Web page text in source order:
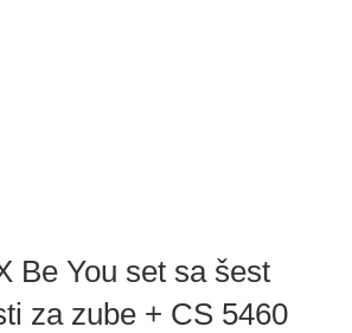
Be You set sa šest
za zube + CS 5460